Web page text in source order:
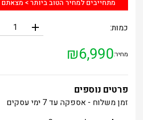
מתחייבים למחיר הטוב ביותר > מצאתם
כמות: add
מחיר: ₪6,990
פרטים נוספים
זמן משלוח - אספקה עד 7 ימי עסקים